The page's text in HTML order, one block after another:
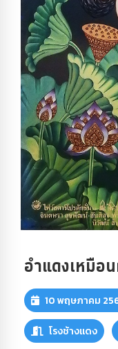
อำแดงเหมือ
10 พฤษภาคม
โรงช้างแดง